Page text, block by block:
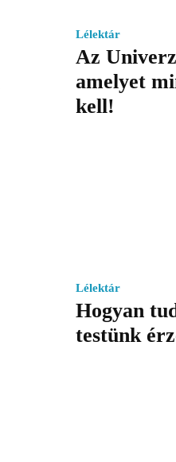
Lélektár
Az
amelyet
kell!
Lélektár
Hogyan
testünk